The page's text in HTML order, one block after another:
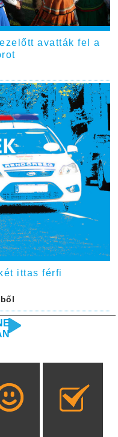
avatták fel a
ittas férfi